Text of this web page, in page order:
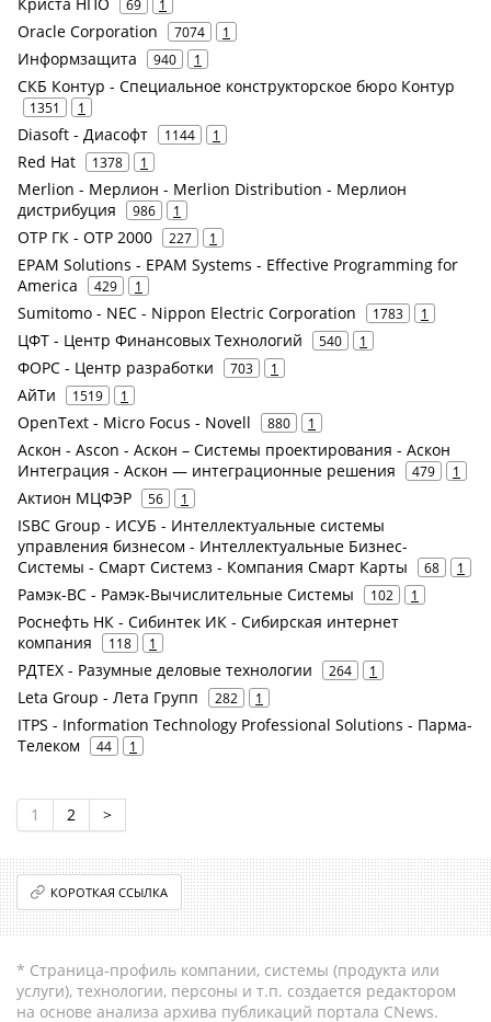
69 1
Oracle Corporation 7074 1
Информзащита 940 1
СКБ Контур - Специальное конструкторское бюро Контур
1351 1
Diasoft - Диасофт 1144 1
Red Hat 1378 1
Merlion - Мерлион - Merlion Distribution - Мерлион
дистрибуция
986 1
ОТР ГК - ОТР 2000 227 1
EPAM Solutions - EPAM Systems - Effective Programming for
America
429 1
Sumitomo - NEC - Nippon Electric Corporation 1783 1
ЦФТ - Центр Финансовых Технологий 540 1
ФОРС - Центр разработки 703 1
АйТи 1519 1
OpenText - Micro Focus - Novell 880 1
Аскон - Ascon - Аскон – Системы проектирования - Аскон
Интеграция - Аскон — интеграционные решения
479 1
Актион МЦФЭР 56 1
ISBC Group - ИСУБ - Интеллектуальные системы
управления бизнесом - Интеллектуальные Бизнес-
Системы - Смарт Системз - Компания Смарт Карты
68 1
Рамэк-ВС - Рамэк-Вычислительные Системы 102 1
Роснефть НК - Сибинтек ИК - Сибирская интернет
компания
118 1
РДТЕХ - Разумные деловые технологии 264 1
Leta Group - Лета Групп 282 1
ITPS - Information Technology Professional Solutions - Парма-
Телеком
44 1
1 2 >
КОРОТКАЯ ССЫЛКА
* Страница-профиль компании, системы (продукта или
услуги), технологии, персоны и т.п. создается редактором
на основе анализа архива публикаций портала CNews.